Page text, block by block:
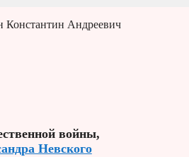
Андреевич
войны,
Невского